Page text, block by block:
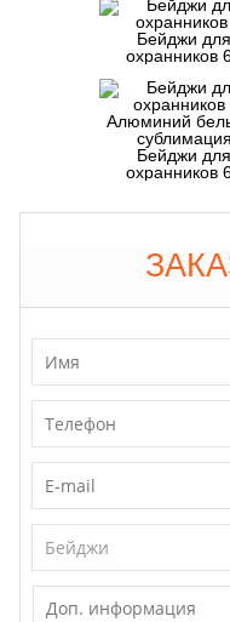
Бейджи для
охранников
Бейджи для
охранников